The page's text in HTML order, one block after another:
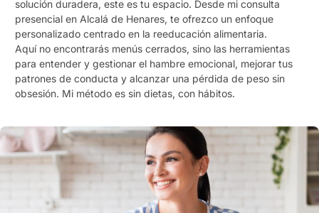
solución duradera, este es tu espacio. Desde mi consulta
presencial en Alcalá de Henares, te ofrezco un enfoque
personalizado centrado en la reeducación alimentaria.
Aquí no encontrarás menús cerrados, sino las herramientas
para entender y gestionar el hambre emocional, mejorar tus
patrones de conducta y alcanzar una pérdida de peso sin
obsesión. Mi método es sin dietas, con hábitos.